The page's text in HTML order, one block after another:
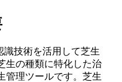
識技術を活用して芝生
生の種類に特化した治
管理ツールです。芝生